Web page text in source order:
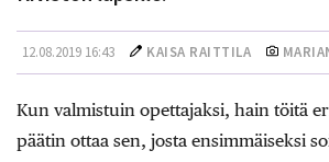
12.08.2019 16:43 KAISA RAITTILA
Kun valmistuin opettajaksi, hain töitä
päätin ottaa sen, josta ensimmäiseksi